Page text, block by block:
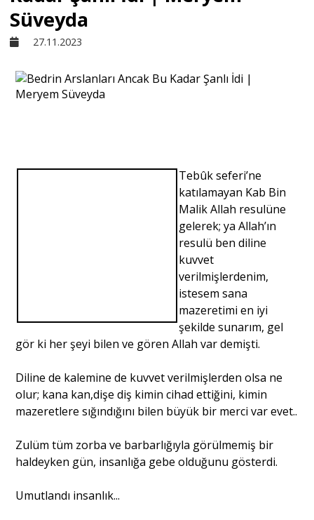
Kültür - Sanat
Dünya
Yorum - Analiz
Portre
Yazarlar
Süveyda
27.11.2023
Tebûk seferi’ne
katılamayan Kab Bin
Malik Allah resulüne
gelerek; ya Allah’ın
resulü ben diline
kuvvet
verilmişlerdenim,
istesem sana
mazeretimi en iyi
şekilde sunarım, gel
gör ki her şeyi bilen ve gören Allah var demişti.
Diline de kalemine de kuvvet verilmişlerden olsa ne
olur; kana kan,dişe diş kimin cihad ettiğini, kimin
mazeretlere sığındığını bilen büyük bir merci var evet..
Zulüm tüm zorba ve barbarlığıyla görülmemiş bir
haldeyken gün, insanlığa gebe olduğunu gösterdi.
Umutlandı insanlık...